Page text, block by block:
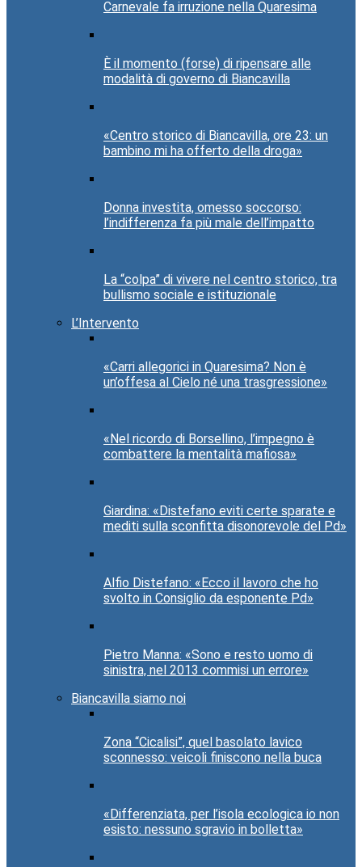
Carnevale fa irruzione nella Quaresima
È il momento (forse) di ripensare alle
modalità di governo di Biancavilla
«Centro storico di Biancavilla, ore 23: un
bambino mi ha offerto della droga»
Donna investita, omesso soccorso:
l’indifferenza fa più male dell’impatto
La “colpa” di vivere nel centro storico, tra
bullismo sociale e istituzionale
L’Intervento
«Carri allegorici in Quaresima? Non è
un’offesa al Cielo né una trasgressione»
«Nel ricordo di Borsellino, l’impegno è
combattere la mentalità mafiosa»
Giardina: «Distefano eviti certe sparate e
mediti sulla sconfitta disonorevole del Pd»
Alfio Distefano: «Ecco il lavoro che ho
svolto in Consiglio da esponente Pd»
Pietro Manna: «Sono e resto uomo di
sinistra, nel 2013 commisi un errore»
Biancavilla siamo noi
Zona “Cicalisi”, quel basolato lavico
sconnesso: veicoli finiscono nella buca
«Differenziata, per l’isola ecologica io non
esisto: nessuno sgravio in bolletta»